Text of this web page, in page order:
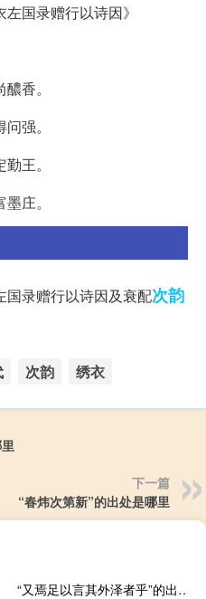
国录赠行以诗因》
香。
强。
王。
庄。
国录赠行以诗因及衰配次韵
次韵 绣衣
下一篇
“春炜次第新”的出处是哪里
“又焉足以言其外泽者乎”的出处是哪里